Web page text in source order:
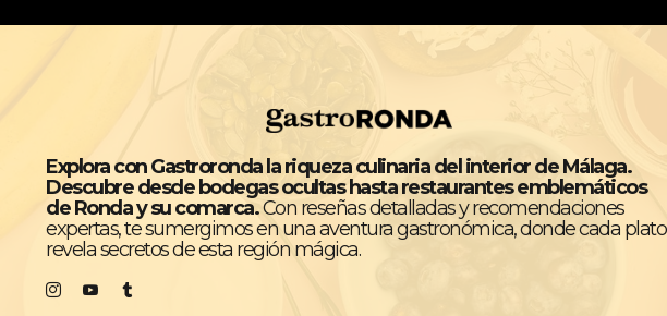
Explora con Gastroronda la riqueza culinaria del interior de Málaga.
Descubre desde bodegas ocultas hasta restaurantes emblemáticos
de Ronda y su comarca.Con reseñas detalladas y recomendaciones
expertas, te sumergimos en una aventura gastronómica, donde cada plato
revela secretos de esta región mágica.